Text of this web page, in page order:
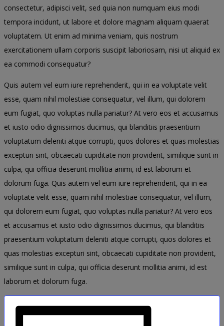
consectetur, adipisci velit, sed quia non numquam eius modi
tempora incidunt, ut labore et dolore magnam aliquam quaerat
voluptatem. Ut enim ad minima veniam, quis nostrum
exercitationem ullam corporis suscipit laboriosam, nisi ut aliquid ex
ea commodi consequatur?
Quis autem vel eum iure reprehenderit, qui in ea voluptate velit
esse, quam nihil molestiae consequatur, vel illum, qui dolorem
eum fugiat, quo voluptas nulla pariatur? At vero eos et accusamus
et iusto odio dignissimos ducimus, qui blanditiis praesentium
voluptatum deleniti atque corrupti, quos dolores et quas molestias
excepturi sint, obcaecati cupiditate non provident, similique sunt in
culpa, qui officia deserunt mollitia animi, id est laborum et
dolorum fuga. Quis autem vel eum iure reprehenderit, qui in ea
voluptate velit esse, quam nihil molestiae consequatur, vel illum,
qui dolorem eum fugiat, quo voluptas nulla pariatur? At vero eos
et accusamus et iusto odio dignissimos ducimus, qui blanditiis
praesentium voluptatum deleniti atque corrupti, quos dolores et
quas molestias excepturi sint, obcaecati cupiditate non provident,
similique sunt in culpa, qui officia deserunt mollitia animi, id est
laborum et dolorum fuga.